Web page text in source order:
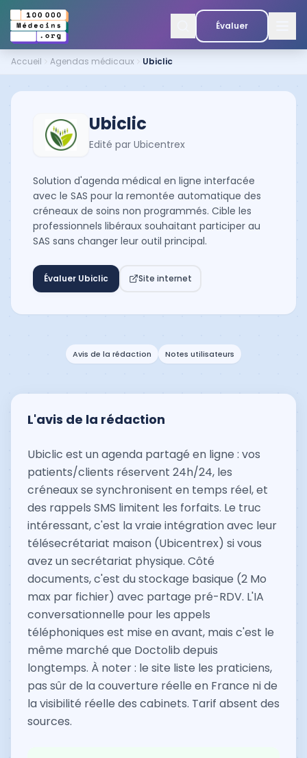
Évaluer
Accueil Agendas médicaux Ubiclic
Ubiclic
Edité par Ubicentrex
Solution d'agenda médical en ligne interfacée
avec le SAS pour la remontée automatique des
créneaux de soins non programmés. Cible les
professionnels libéraux souhaitant participer au
SAS sans changer leur outil principal.
Évaluer Ubiclic Site internet
Avis de la rédaction Notes utilisateurs
L'avis de la rédaction
Ubiclic est un agenda partagé en ligne : vos
patients/clients réservent 24h/24, les
créneaux se synchronisent en temps réel, et
des rappels SMS limitent les forfaits. Le truc
intéressant, c'est la vraie intégration avec leur
télésecrétariat maison (Ubicentrex) si vous
avez un secrétariat physique. Côté
documents, c'est du stockage basique (2 Mo
max par fichier) avec partage pré-RDV. L'IA
conversationnelle pour les appels
téléphoniques est mise en avant, mais c'est le
même marché que Doctolib depuis
longtemps. À noter : le site liste les praticiens,
pas sûr de la couverture réelle en France ni de
la visibilité réelle des cabinets. Tarif absent des
sources.